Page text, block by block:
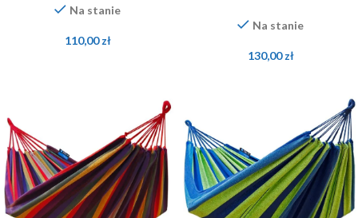
Na stanie
110,00zł
Na stanie
130,00zł